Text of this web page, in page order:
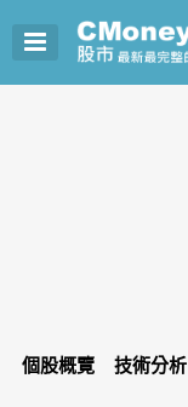
個股概覽 技術分析